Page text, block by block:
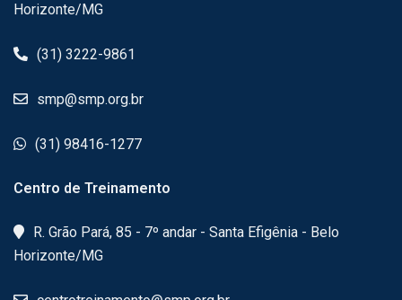
Horizonte/MG
(31) 3222-9861
smp@smp.org.br
(31) 98416-1277
Centro de Treinamento
R. Grão Pará, 85 - 7º andar - Santa Efigênia - Belo
Horizonte/MG